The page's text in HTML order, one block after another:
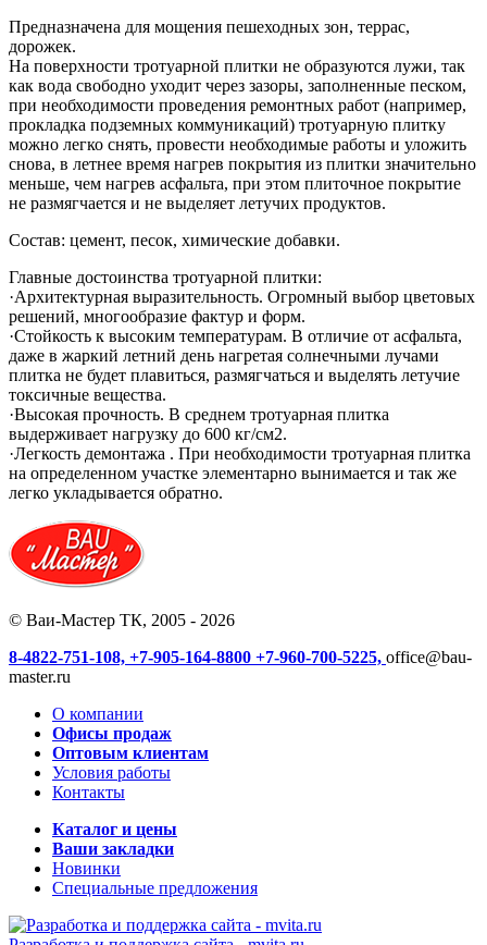
Предназначена для мощения пешеходных зон, террас,
дорожек.
На поверхности тротуарной плитки не образуются лужи, так
как вода свободно уходит через зазоры, заполненные песком,
при необходимости проведения ремонтных работ (например,
прокладка подземных коммуникаций) тротуарную плитку
можно легко снять, провести необходимые работы и уложить
снова, в летнее время нагрев покрытия из плитки значительно
меньше, чем нагрев асфальта, при этом плиточное покрытие
не размягчается и не выделяет летучих продуктов.
Состав: цемент, песок, химические добавки.
Главные достоинства тротуарной плитки:
·Архитектурная выразительность. Огромный выбор цветовых
решений, многообразие фактур и форм.
·Стойкость к высоким температурам. В отличие от асфальта,
даже в жаркий летний день нагретая солнечными лучами
плитка не будет плавиться, размягчаться и выделять летучие
токсичные вещества.
·Высокая прочность. В среднем тротуарная плитка
выдерживает нагрузку до 600 кг/см2.
·Легкость демонтажа . При необходимости тротуарная плитка
на определенном участке элементарно вынимается и так же
легко укладывается обратно.
© Ваи-Мастер ТК, 2005 - 2026
8-4822-751-108, +7-905-164-8800 +7-960-700-5225, office@bau-
master.ru
О компании
Офисы продаж
Оптовым клиентам
Условия работы
Контакты
Каталог и цены
Ваши закладки
Новинки
Специальные предложения